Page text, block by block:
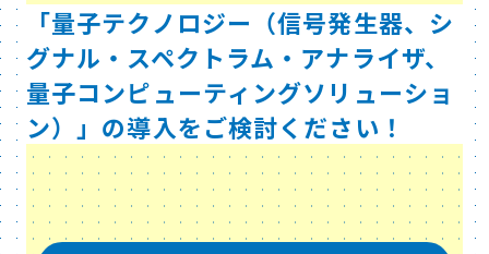
「量子テクノロジー（信号発生器、シ
グナル・スペクトラム・アナライザ、
量子コンピューティングソリューショ
ン）」の導入をご検討ください！